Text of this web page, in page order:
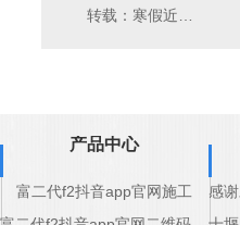
产品中心
富二代f2抖音app官网施工